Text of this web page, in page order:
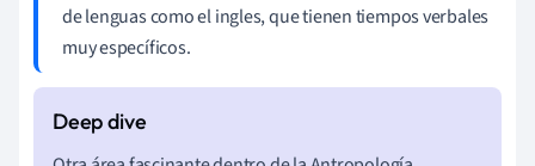
de lenguas como el ingles, que tienen tiempos verbales
muy específicos.